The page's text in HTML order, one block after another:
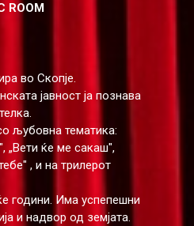
во Скопје.
јавност ја познава
љубовна тематика:
„Вети ќе ме сакаш",
, и на трилерот
години. Има успепешни
и надвор од земјата.